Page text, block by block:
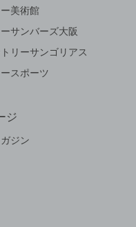
美術館
サンバーズ大阪
リーサンゴリアス
スポーツ
ジ
ジン